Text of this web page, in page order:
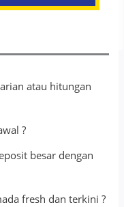
atau hitungan
?
besar dengan
fresh dan terkini ?